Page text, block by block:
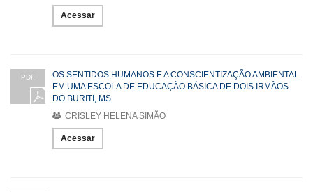
Acessar
PDF
OS SENTIDOS HUMANOS E A CONSCIENTIZAÇÃO AMBIENTAL
EM UMA ESCOLA DE EDUCAÇÃO BÁSICA DE DOIS IRMÃOS
DO BURITI, MS
CRISLEY HELENA SIMÃO
Acessar